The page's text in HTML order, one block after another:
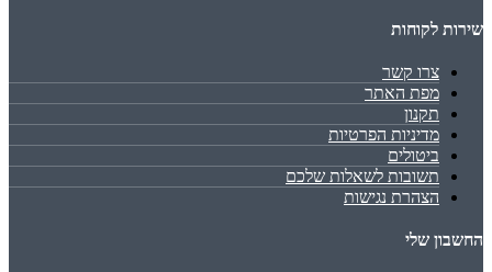
שירות לקוחות
צרו קשר
מפת האתר
תקנון
מדיניות הפרטיות
ביטולים
תשובות לשאלות שלכם
הצהרת נגישות
החשבון שלי